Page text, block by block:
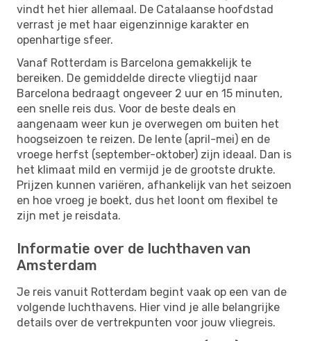
vindt het hier allemaal. De Catalaanse hoofdstad
verrast je met haar eigenzinnige karakter en
openhartige sfeer.
Vanaf Rotterdam is Barcelona gemakkelijk te
bereiken. De gemiddelde directe vliegtijd naar
Barcelona bedraagt ongeveer 2 uur en 15 minuten,
een snelle reis dus. Voor de beste deals en
aangenaam weer kun je overwegen om buiten het
hoogseizoen te reizen. De lente (april-mei) en de
vroege herfst (september-oktober) zijn ideaal. Dan is
het klimaat mild en vermijd je de grootste drukte.
Prijzen kunnen variëren, afhankelijk van het seizoen
en hoe vroeg je boekt, dus het loont om flexibel te
zijn met je reisdata.
Informatie over de luchthaven van
Amsterdam
Je reis vanuit Rotterdam begint vaak op een van de
volgende luchthavens. Hier vind je alle belangrijke
details over de vertrekpunten voor jouw vliegreis.